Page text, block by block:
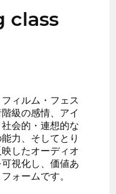
class
ィルム・フェス
級の感情、アイ
会的・連想的な
力、そしてとり
したオーディオ
視化し、価値あ
ォームです。